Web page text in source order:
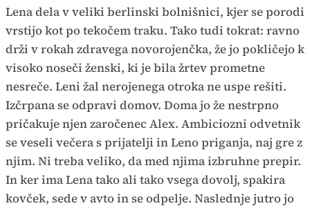
Lena dela v veliki berlinski bolnišnici, kjer se porodi
vrstijo kot po tekočem traku. Tako tudi tokrat: ravno
drži v rokah zdravega novorojenčka, že jo pokličejo k
visoko noseči ženski, ki je bila žrtev prometne
nesreče. Leni žal nerojenega otroka ne uspe rešiti.
Izčrpana se odpravi domov. Doma jo že nestrpno
pričakuje njen zaročenec Alex. Ambiciozni odvetnik
se veseli večera s prijatelji in Leno priganja, naj gre z
njim. Ni treba veliko, da med njima izbruhne prepir.
In ker ima Lena tako ali tako vsega dovolj, spakira
kovček, sede v avto in se odpelje. Naslednje jutro jo